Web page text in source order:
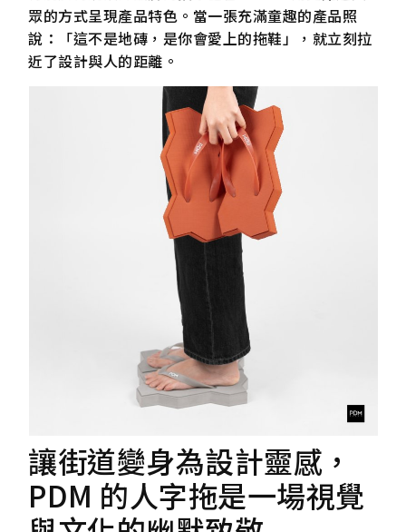
眾的方式呈現產品特色。當一張充滿童趣的產品照
說：「這不是地磚，是你會愛上的拖鞋」，就立刻拉
近了設計與人的距離。
讓街道變身為設計靈感，
PDM 的人字拖是一場視覺